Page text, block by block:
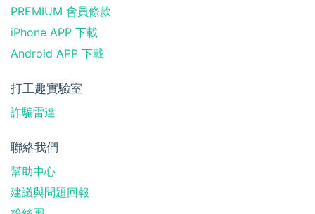
PREMIUM 會員條款
iPhone APP 下載
Android APP 下載
打工趣實驗室
詐騙雷達
聯絡我們
幫助中心
建議與問題回報